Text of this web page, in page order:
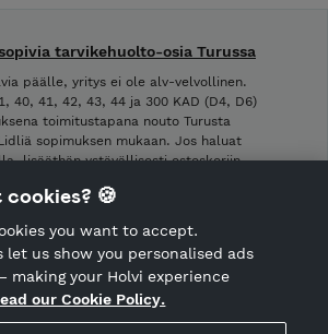
Holvi
tarvikehuolto-osia Turussa
päälle, yritys ei ole alv-velvollinen.
40, 41, 42, 43, 44 ja 300 KAD (D4, D6)
toimitustapana nouto Turusta
sopimuksen mukaan. Jos haluat
lisääthän ystävällisesti ostoskoriin …
🍪
you want to accept.
let us show you personalised ads
making your Holvi experience
our Cookie Policy.